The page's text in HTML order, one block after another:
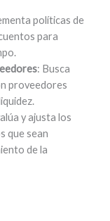
políticas de
para
: Busca
proveedores
y ajusta los
que sean
de la